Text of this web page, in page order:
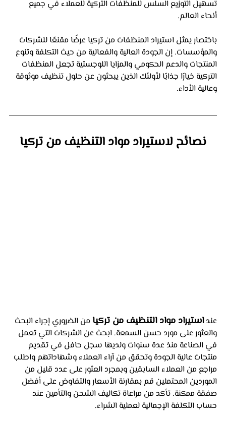
تسهيل التوزيع السلس للمنظفات التركية للعملاء في جميع
أنحاء العالم.
باختصار يمثل استيراد المنظفات من تركيا عرضًا مقنعًا للشركات
والمؤسسات. إن الجودة العالية والفعالية من حيث التكلفة وتنوع
المنتجات والدعم الحكومي والمزايا اللوجستية تجعل المنظفات
التركية خيارًا جذابًا لأولئك الذين يبحثون عن حلول تنظيف موثوقة
وعالية الأداء.
نصائح لاستيراد مواد التنظيف من تركيا
عند استيراد مواد التنظيف من تركيا من الضروري إجراء البحث
والعثور على مورد حسن السمعة. ابحث عن الشركات التي تعمل
في الصناعة منذ عدة سنوات ولديها سجل حافل في تقديم
منتجات عالية الجودة وتحقق من آراء العملاء وشهاداتهم واطلب
مراجع من العملاء السابقين وبمجرد العثور على عدد قليل من
الموردين المحتملين قم بمقارنة الأسعار والتفاوض على أفضل
صفقة ممكنة. تأكد من مراعاة تكاليف الشحن والتأمين عند
حساب التكلفة الإجمالية لعملية الشراء.